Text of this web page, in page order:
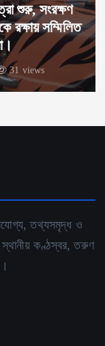
শুরু, সংরক্ষণ
রক্ষায় সম্মিলিত
31 views
তথ্যসমৃদ্ধ ও
স্থানীয় কণ্ঠস্বর, তরুণ